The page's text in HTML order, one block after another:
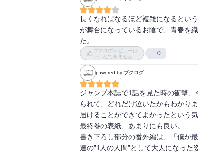
正直、ざまーみろでございます。
死柄木が最期に言葉を残した相手が
しい存在なこと、ちゃんとわかって
でも、この巻はほとんど後日談。
雄英TOP3が卒業、轟家の再生、あ
を伝えに来ていた。オーバーホールの
そしてA組も2年に進級。
お茶子のトガちゃんへの思い、前は
った。
最後は大人になったA組のみんな。
長くなればなるほど複雑になるとい
が舞台になっているお陰で、青春を
た。
ブクログレビューは
いいねできません
0
powered by ブクログ
ジャンプ本誌で1話を見た時の衝撃
られて、どれだけ泣いたかもわかり
届けることができてよかったという
最終巻の表紙、あまりにも良い。
書き下ろし部分の番外編は、「僕が
達の”1人の人間”として大人になった